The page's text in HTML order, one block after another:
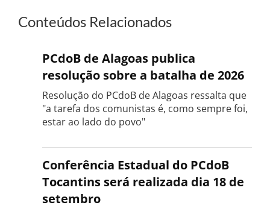
Conteúdos Relacionados
PCdoB de Alagoas publica
resolução sobre a batalha de 2026
Resolução do PCdoB de Alagoas ressalta que
"a tarefa dos comunistas é, como sempre foi,
estar ao lado do povo"
Conferência Estadual do PCdoB
Tocantins será realizada dia 18 de
setembro